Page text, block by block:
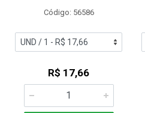
Código: 56586
R$ 17,66